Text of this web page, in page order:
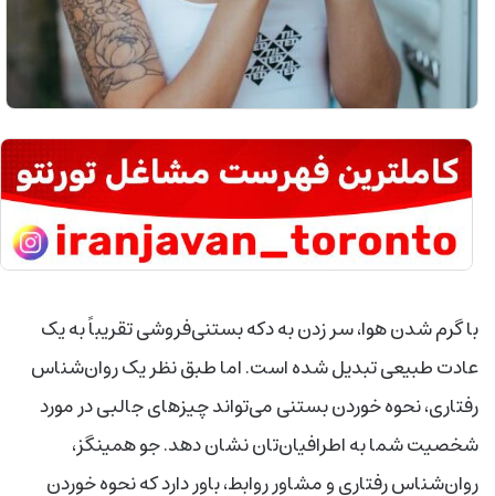
با گرم شدن هوا، سر زدن به دکه بستنی‌فروشی تقریباً به یک
عادت طبیعی تبدیل شده است. اما طبق نظر یک روان‌شناس
رفتاری، نحوه خوردن بستنی می‌تواند چیزهای جالبی در مورد
شخصیت شما به اطرافیان‌تان نشان دهد. جو همینگز،
روان‌شناس رفتاری و مشاور روابط، باور دارد که نحوه خوردن